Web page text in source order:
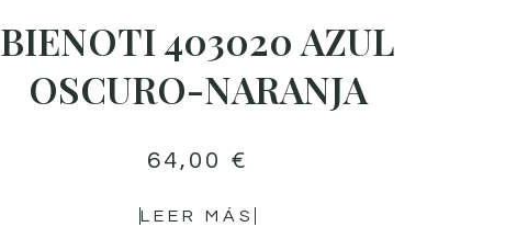
BIENOTI 403020 AZUL
OSCURO-NARANJA
64,00 €
LEER MÁS